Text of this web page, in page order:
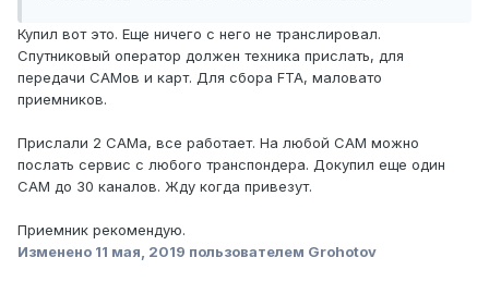
Купил вот это. Еще ничего с него не транслировал.
Спутниковый оператор должен техника прислать, для
передачи САМов и карт. Для сбора FTA, маловато
приемников.
Прислали 2 САМа, все работает. На любой САМ можно
послать сервис с любого транспондера. Докупил еще один
САМ до 30 каналов. Жду когда привезут.
Приемник рекомендую.
Изменено 11 мая, 2019 пользователем Grohotov